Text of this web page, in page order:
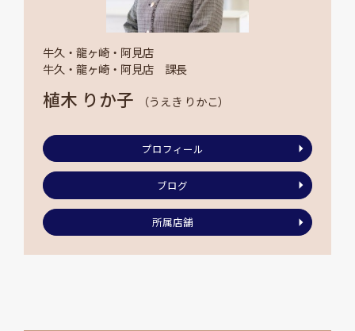
牛久・龍ヶ崎・阿見店
牛久・龍ヶ崎・阿見店 課長
植木 りか子 （うえき りかこ）
プロフィール
ブログ
所属店舗